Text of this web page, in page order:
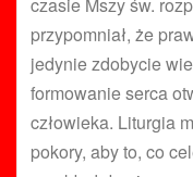
przypomniał, że
jedynie zdobycie
formowanie serca
człowieka. Liturgia
pokory, aby to, co